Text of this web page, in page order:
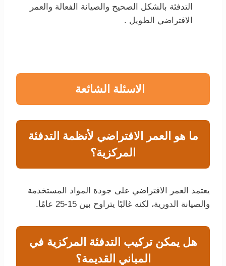
التدفئة بالشكل الصحيح والصيانة الفعالة والعمر
الافتراضي الطويل .
الاسئلة الشائعة
ما هو العمر الافتراضي لأنظمة التدفئة
المركزية؟
يعتمد العمر الافتراضي على جودة المواد المستخدمة
والصيانة الدورية، لكنه غالبًا يتراوح بين 15-25 عامًا.
هل يمكن تركيب التدفئة المركزية في
المباني القديمة؟